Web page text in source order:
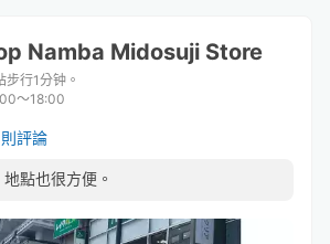
Namba Midosuji Store
行1分钟。
〜18:00
評論
點也很方便。